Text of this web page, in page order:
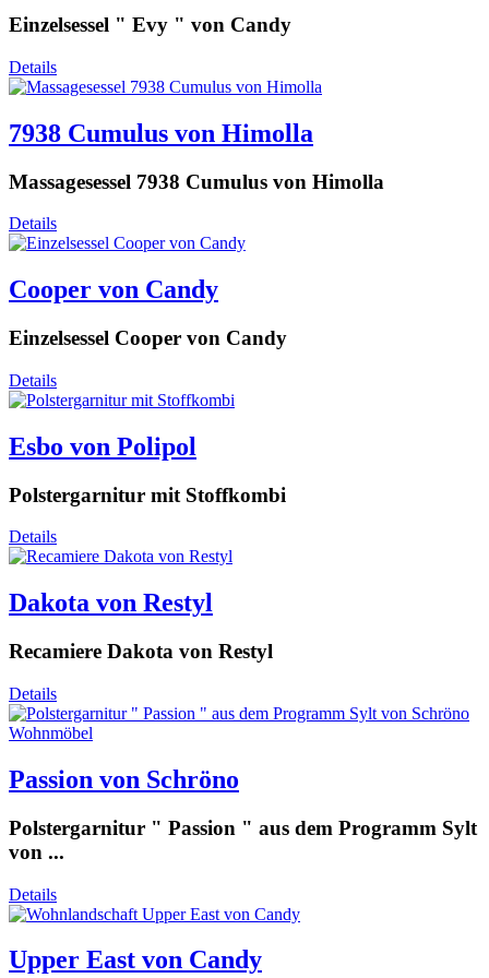
Badezimmermöbel
Himolla - Cumurex
Himolla - Planopoly
Himolla - Quartett
Himolla - Select
Himolla - Tangram
Himolla - Zerostress
Hjort Knudsen
Hukla
Hukla Comfortbetten
Iwaniccy
K+W
Megapol
Nova Via
Poco
Polipol
Polsteria
Restyl
Schröno
Zehdenick
Einzelsessel " Evy " von Candy
Details
7938 Cumulus von Himolla
Massagesessel 7938 Cumulus von Himolla
Details
Cooper von Candy
Einzelsessel Cooper von Candy
Details
Esbo von Polipol
Polstergarnitur mit Stoffkombi
Details
Dakota von Restyl
Recamiere Dakota von Restyl
Details
Passion von Schröno
Polstergarnitur " Passion " aus dem Programm Sylt
von ...
Details
Upper East von Candy